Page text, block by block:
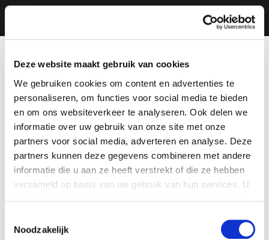
Deze website maakt gebruik van cookies
We gebruiken cookies om content en advertenties te
personaliseren, om functies voor social media te bieden
en om ons websiteverkeer te analyseren. Ook delen we
informatie over uw gebruik van onze site met onze
partners voor social media, adverteren en analyse. Deze
partners kunnen deze gegevens combineren met andere
informatie die u aan ze heeft verstrekt of die ze hebben
verzameld op basis van uw gebruik van hun services. U
Noodzakelijk